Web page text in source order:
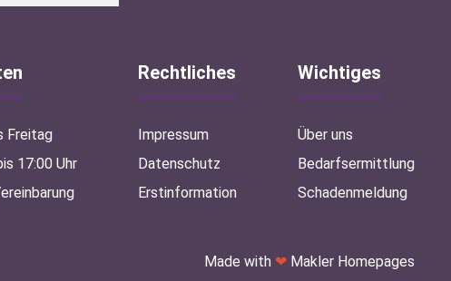
Freitag
17:00 Uhr
Rechtliches
Impressum
Datenschutz
Erstinformation
Wichtiges
Über uns
Bedarfsermittlung
Schadenmeldung
Made with ❤Makler Homepages